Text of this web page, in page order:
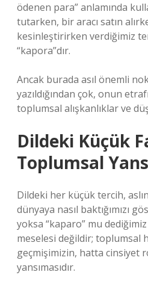
ödenen para” anlamında
tutarken, bir aracı satın
kesinleştirirken verdiğimiz
“kapora”dır.
Ancak burada asıl önemli
yazıldığından çok, onun
toplumsal alışkanlıklar ve
Dildeki Küçük
Toplumsal
Dildeki her küçük tercih,
dünyaya nasıl baktığımızı
yoksa “kaparo” mu
meselesi değildir; toplumsal
geçmişimizin, hatta cinsiyet
yansımasıdır.